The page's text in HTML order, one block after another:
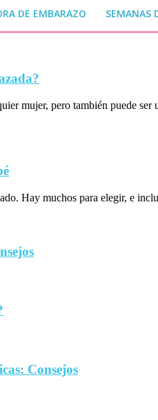
DE EMBARAZO SEMANAS
mujer, pero también puede ser
Hay muchos para elegir, e
Consejos